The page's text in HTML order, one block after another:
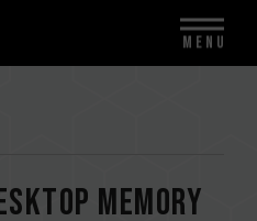
MEMORY
MENU